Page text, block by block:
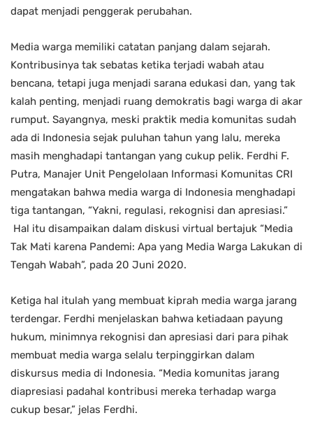
dapat menjadi penggerak perubahan.
Media warga memiliki catatan panjang dalam sejarah.
Kontribusinya tak sebatas ketika terjadi wabah atau
bencana, tetapi juga menjadi sarana edukasi dan, yang tak
kalah penting, menjadi ruang demokratis bagi warga di akar
rumput. Sayangnya, meski praktik media komunitas sudah
ada di Indonesia sejak puluhan tahun yang lalu, mereka
masih menghadapi tantangan yang cukup pelik. Ferdhi F.
Putra, Manajer Unit Pengelolaan Informasi Komunitas CRI
mengatakan bahwa media warga di Indonesia menghadapi
tiga tantangan, “Yakni, regulasi, rekognisi dan apresiasi.”
Hal itu disampaikan dalam diskusi virtual bertajuk “Media
Tak Mati karena Pandemi: Apa yang Media Warga Lakukan di
Tengah Wabah”, pada 20 Juni 2020.
Ketiga hal itulah yang membuat kiprah media warga jarang
terdengar. Ferdhi menjelaskan bahwa ketiadaan payung
hukum, minimnya rekognisi dan apresiasi dari para pihak
membuat media warga selalu terpinggirkan dalam
diskursus media di Indonesia. “Media komunitas jarang
diapresiasi padahal kontribusi mereka terhadap warga
cukup besar,” jelas Ferdhi.